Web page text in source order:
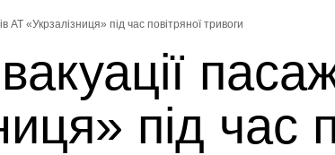
АТ «Укрзалізниця» під час повітряної тривоги
під час